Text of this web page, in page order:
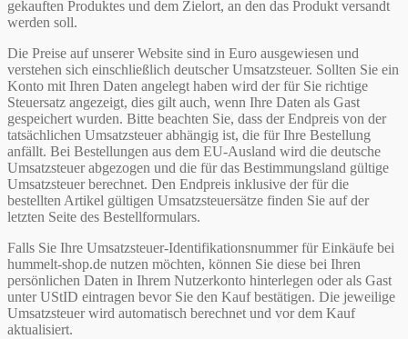
gekauften Produktes und dem Zielort, an den das Produkt versandt
werden soll.
Die Preise auf unserer Website sind in Euro ausgewiesen und
verstehen sich einschließlich deutscher Umsatzsteuer. Sollten Sie ein
Konto mit Ihren Daten angelegt haben wird der für Sie richtige
Steuersatz angezeigt, dies gilt auch, wenn Ihre Daten als Gast
gespeichert wurden. Bitte beachten Sie, dass der Endpreis von der
tatsächlichen Umsatzsteuer abhängig ist, die für Ihre Bestellung
anfällt. Bei Bestellungen aus dem EU-Ausland wird die deutsche
Umsatzsteuer abgezogen und die für das Bestimmungsland gültige
Umsatzsteuer berechnet. Den Endpreis inklusive der für die
bestellten Artikel gültigen Umsatzsteuersätze finden Sie auf der
letzten Seite des Bestellformulars.
Falls Sie Ihre Umsatzsteuer-Identifikationsnummer für Einkäufe bei
hummelt-shop.de nutzen möchten, können Sie diese bei Ihren
persönlichen Daten in Ihrem Nutzerkonto hinterlegen oder als Gast
unter UStID eintragen bevor Sie den Kauf bestätigen. Die jeweilige
Umsatzsteuer wird automatisch berechnet und vor dem Kauf
aktualisiert.